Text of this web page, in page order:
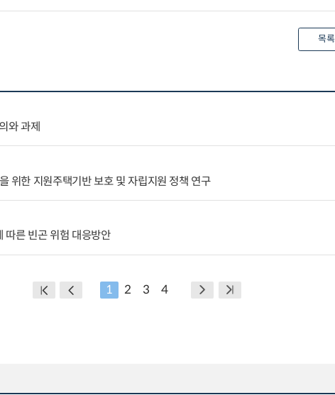
목록
와 과제
위한 지원주택기반 보호 및 자립지원 정책 연구
따른 빈곤 위험 대응방안
1 2 3 4